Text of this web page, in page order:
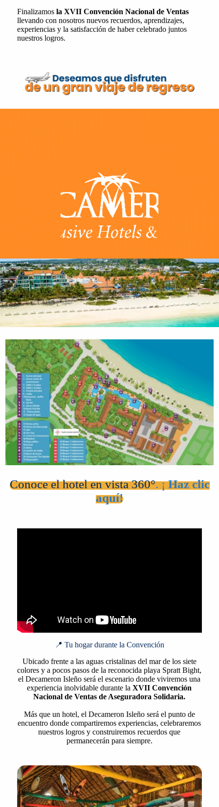
Finalizamosla XVII Convención Nacional de Ventas
llevando con nosotros nuevos recuerdos, aprendizajes,
experiencias y la satisfacción de haber celebrado juntos
nuestros logros.
Conoce el hotel en vista 360°. ¡Haz clic
aquí!
📍 Tu hogar durante la Convención
Ubicado frente a las aguas cristalinas del mar de los siete
colores y a pocos pasos de la reconocida playa Spratt Bight,
el Decameron Isleño será el escenario donde viviremos una
experiencia inolvidable durante laXVII Convención
Nacional de Ventas de Aseguradora Solidaria.
Más que un hotel, el Decameron Isleño será el punto de
encuentro donde compartiremos experiencias, celebraremos
nuestros logros y construiremos recuerdos que
permanecerán para siempre.